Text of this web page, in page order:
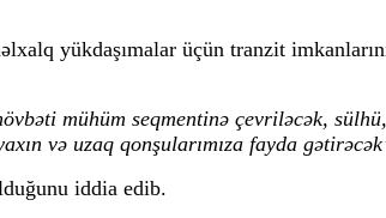
yükdaşımalar üçün tranzit
mühüm seqmentinə çevriləcək,
və uzaq qonşularımıza fayda
iddia edib.